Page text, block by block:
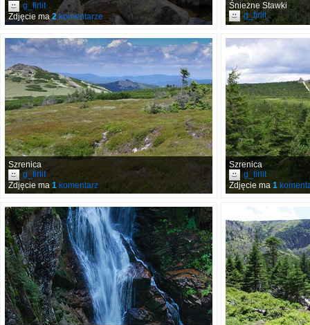
g_firlit
Zdjęcie ma2komentarze
Śnieżne Stawki
g_firlit
Szrenica
g_firlit
Zdjęcie ma 1 komentarz
Szrenica
g_firlit
Zdjęcie ma 1